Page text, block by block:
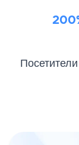
Посетители